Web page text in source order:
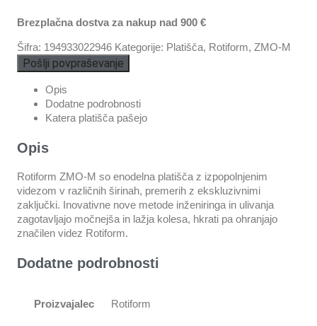
Brezplačna dostva za nakup nad 900 €
Šifra: 194933022946 Kategorije: Platišča, Rotiform, ZMO-M
Pošlji povpraševanje
Opis
Dodatne podrobnosti
Katera platišča pašejo
Opis
Rotiform ZMO-M so enodelna platišča z izpopolnjenim
videzom v različnih širinah, premerih z ekskluzivnimi
zaključki. Inovativne nove metode inženiringa in ulivanja
zagotavljajo močnejša in lažja kolesa, hkrati pa ohranjajo
značilen videz Rotiform.
Dodatne podrobnosti
Proizvajalec Rotiform